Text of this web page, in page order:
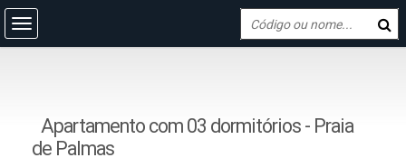
Apartamento com 03 dormitórios - Praia
de Palmas